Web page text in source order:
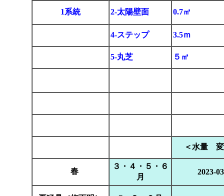
1系統 2-太陽壁面 0.7㎡
4-ステップ 3.5ｍ
5-丸芝 ５㎡
＜水量
春
３・４・５・６
月
2023-